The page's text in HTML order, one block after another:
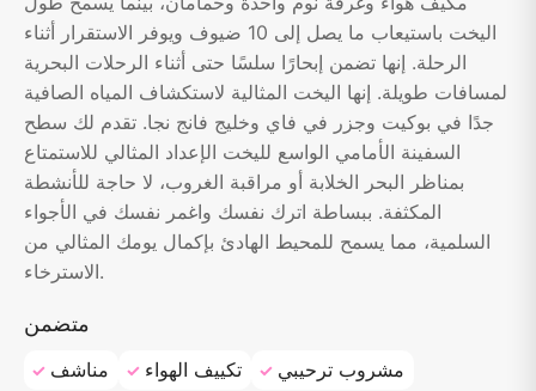
اليخت باستيعاب ما يصل إلى 10 ضيوف ويوفر الاستقرار أثناء
الرحلة. إنها تضمن إبحارًا سلسًا حتى أثناء الرحلات البحرية
لمسافات طويلة. إنها اليخت المثالية لاستكشاف المياه الصافية
جدًا في بوكيت وجزر في فاي وخليج فانج نجا. تقدم لك سطح
السفينة الأمامي الواسع لليخت الإعداد المثالي للاستمتاع
بمناظر البحر الخلابة أو مراقبة الغروب، لا حاجة للأنشطة
المكثفة. ببساطة اترك نفسك واغمر نفسك في الأجواء
السلمية، مما يسمح للمحيط الهادئ بإكمال يومك المثالي من
الاسترخاء.
متضمن
مناشف تكييف الهواء
مشروب ترحيبي